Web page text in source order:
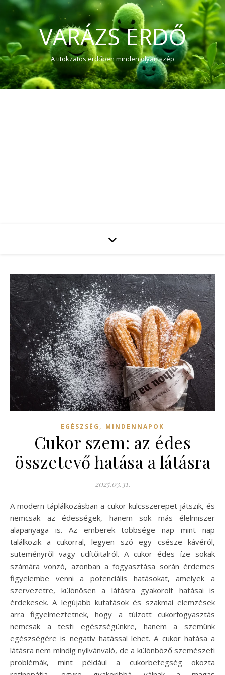
VARÁZS ERDŐ
A titokzatos erdőben minden olyan szép
EGÉSZSÉG , MINDENNAPOK
Cukor szem: az édes
összetevő hatása a látásra
2025.03.31.
A modern táplálkozásban a cukor kulcsszerepet játszik, és
nemcsak az édességek, hanem sok más élelmiszer
alapanyaga is. Az emberek többsége nap mint nap
találkozik a cukorral, legyen szó egy csésze kávéról,
süteményről vagy üdítőitalról. A cukor édes íze sokak
számára vonzó, azonban a fogyasztása során érdemes
figyelembe venni a potenciális hatásokat, amelyek a
szervezetre, különösen a látásra gyakorolt hatásai is
érdekesek. A legújabb kutatások és szakmai elemzések
arra figyelmeztetnek, hogy a túlzott cukorfogyasztás
nemcsak a testi egészségünkre, hanem a szemünk
egészségére is negatív hatással lehet. A cukor hatása a
látásra nem mindig nyilvánvaló, de a különböző szemészeti
problémák, mint például a cukorbetegség okozta